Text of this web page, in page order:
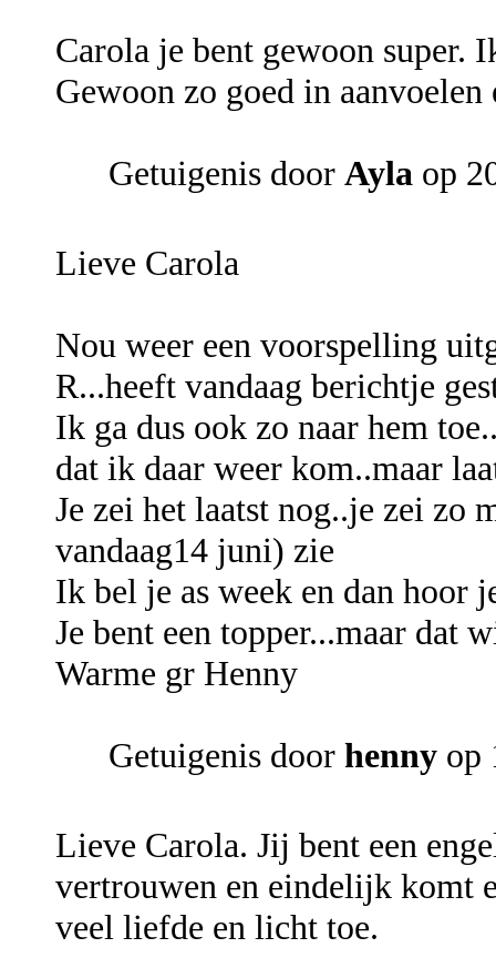
Carola je bent gewoon super.
Gewoon zo goed in
Getuigenis door Ayla op
Lieve Carola
Nou weer een voorspelling
R...heeft vandaag berichtje
Ik ga dus ook zo naar hem
dat ik daar weer kom..maar
Je zei het laatst nog..je zei zo
vandaag14 juni) zie
Ik bel je as week en dan hoor
Je bent een topper...maar dat
Warme gr Henny
Getuigenis door henny op
Lieve Carola. Jij bent een
vertrouwen en eindelijk komt
veel liefde en licht toe.